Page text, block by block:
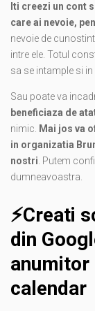
Iti creezi un cont
care ai nevoie,
nevoie de
intre ele. Totul
sa se intample si
Sau poate va
beneficiaza de
nimic.
Mai jos va
in organizatia
nostri . Putem
dumneavoastra.
⚡️Creati
din
anumitor
calendar